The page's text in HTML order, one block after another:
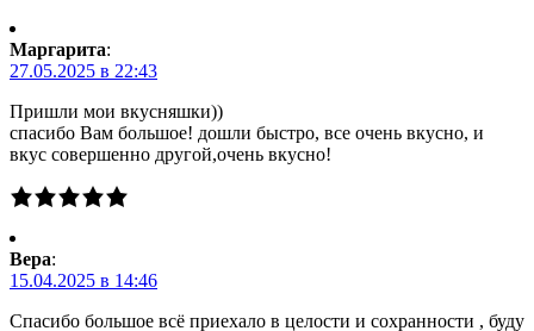
Маргарита:
27.05.2025 в 22:43
Пришли мои вкусняшки))
спасибо Вам большое! дошли быстро, все очень вкусно, и
вкус совершенно другой,очень вкусно!
Вера:
15.04.2025 в 14:46
Спасибо большое всё приехало в целости и сохранности , буду